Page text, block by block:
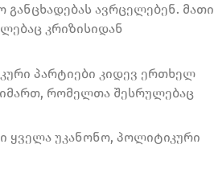
ავრცელებენ. მათი
კრიზისიდან
პარტიები კიდევ ერთხელ
რომელთა შესრულებაც
ყველა უკანონო, პოლიტიკური